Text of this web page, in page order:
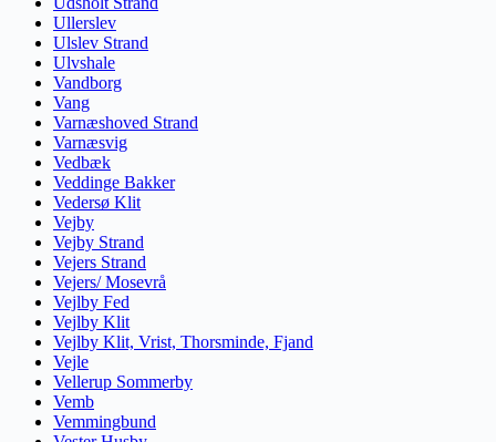
Ullerslev
Ulslev Strand
Ulvshale
Vandborg
Vang
Varnæshoved Strand
Varnæsvig
Vedbæk
Veddinge Bakker
Vedersø Klit
Vejby
Vejby Strand
Vejers Strand
Vejers/ Mosevrå
Vejlby Fed
Vejlby Klit
Vejlby Klit, Vrist, Thorsminde, Fjand
Vejle
Vellerup Sommerby
Vemb
Vemmingbund